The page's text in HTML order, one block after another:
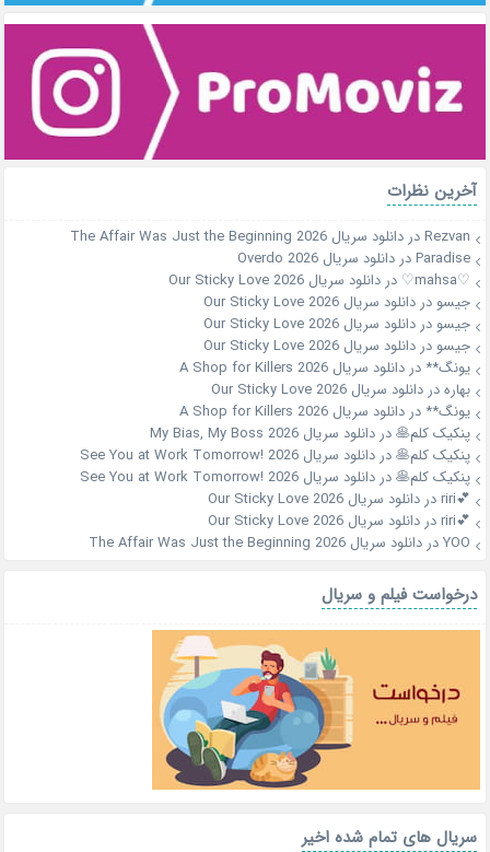
آخرین نظرات
Rezvanدردانلود سریال The Affair Was Just the Beginning 2026
Paradiseدردانلود سریال Overdo 2026
♡mahsa♡
دردانلود سریال Our Sticky Love 2026
جیسو دردانلود سریال Our Sticky Love 2026
جیسو دردانلود سریال Our Sticky Love 2026
جیسو دردانلود سریال Our Sticky Love 2026
یونگ** دردانلود سریال A Shop for Killers 2026
بهارهدردانلود سریال Our Sticky Love 2026
یونگ** دردانلود سریال A Shop for Killers 2026
پنکیک کلم🥞دردانلود سریال My Bias, My Boss 2026
پنکیک کلم🥞دردانلود سریال See You at Work Tomorrow! 2026
پنکیک کلم🥞دردانلود سریال See You at Work Tomorrow! 2026
💕riri
دردانلود سریال Our Sticky Love 2026
💕riri
دردانلود سریال Our Sticky Love 2026
YOOدردانلود سریال The Affair Was Just the Beginning 2026
درخواست فیلم و سریال
سریال های تمام شده اخیر